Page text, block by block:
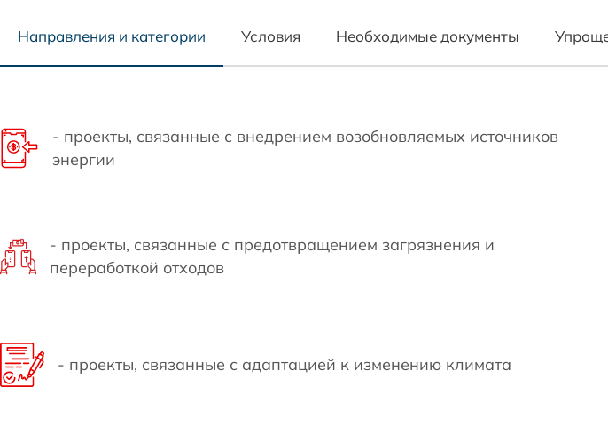
Направления и категории Условия Необходимые документы
- проекты, связанные с внедрением возобновляемых источников
энергии
- проекты, связанные с предотвращением загрязнения и
переработкой отходов
- проекты, связанные с адаптацией к изменению климата